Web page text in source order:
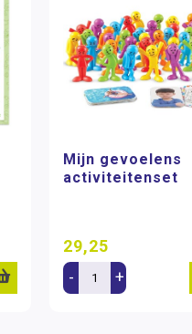
Mijn gevoelens
activiteitenset
29,25
- +